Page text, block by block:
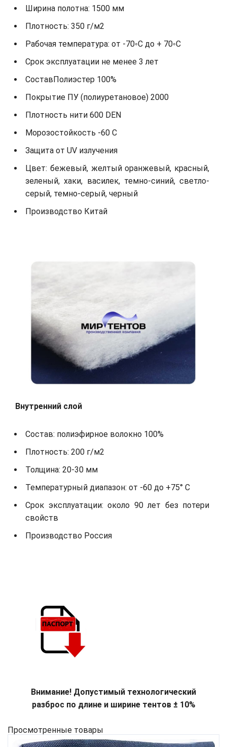
Ширина полотна: 1500 мм
Плотность: 350 г/м2
Рабочая температура: от -70◦С до + 70◦С
Срок эксплуатации не менее 3 лет
СоставПолиэстер 100%
Покрытие ПУ (полиуретановое) 2000
Плотность нити 600 DEN
Морозостойкость -60 С
Защита от UV излучения
Цвет: бежевый, желтый оранжевый, красный,
зеленый, хаки, василек, темно-синий, светло-
серый, темно-серый, черный
Производство Китай
Внутренний слой
Состав: полиэфирное волокно 100%
Плотность: 200 г/м2
Толщина: 20-30 мм
Температурный диапазон: от -60 до +75° С
Срок эксплуатации: около 90 лет без потери
свойств
Производство Россия
Внимание! Допустимый технологический
разброс по длине и ширине тентов ± 10%
Просмотренные товары